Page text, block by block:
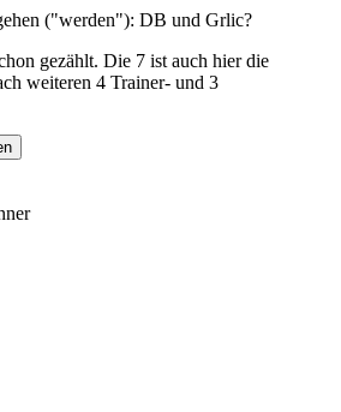
("werden"): DB und Grlic?
gezählt. Die 7 ist auch hier die
weiteren 4 Trainer- und 3